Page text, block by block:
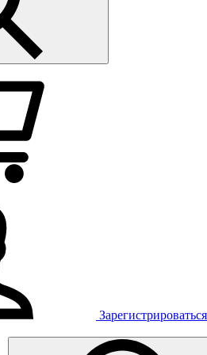
Зарегистрироваться